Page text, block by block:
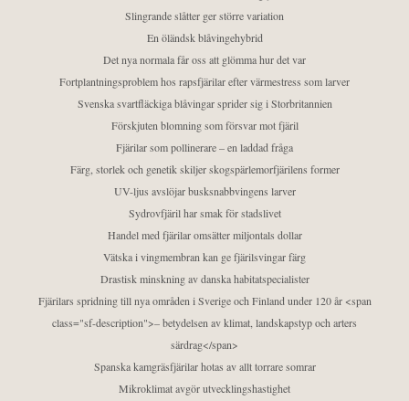
Slingrande slåtter ger större variation
En öländsk blåvingehybrid
Det nya normala får oss att glömma hur det var
Fortplantningsproblem hos rapsfjärilar efter värmestress som larver
Svenska svartfläckiga blåvingar sprider sig i Storbritannien
Förskjuten blomning som försvar mot fjäril
Fjärilar som pollinerare – en laddad fråga
Färg, storlek och genetik skiljer skogspärlemorfjärilens former
UV-ljus avslöjar busksnabbvingens larver
Sydrovfjäril har smak för stadslivet
Handel med fjärilar omsätter miljontals dollar
Vätska i vingmembran kan ge fjärilsvingar färg
Drastisk minskning av danska habitatspecialister
Fjärilars spridning till nya områden i Sverige och Finland under 120 år <span
class="sf-description">– betydelsen av klimat, landskapstyp och arters
särdrag</span>
Spanska kamgräsfjärilar hotas av allt torrare somrar
Mikroklimat avgör utvecklingshastighet